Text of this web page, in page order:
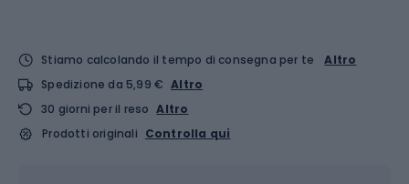
Stiamo calcolando il tempo di consegna per te
Altro
Spedizione da 5,99 € Altro
30 giorni per il reso Altro
Prodotti originali Controlla qui